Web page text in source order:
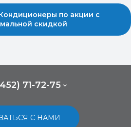
по акции с
скидкой
71-72-75
С НАМИ